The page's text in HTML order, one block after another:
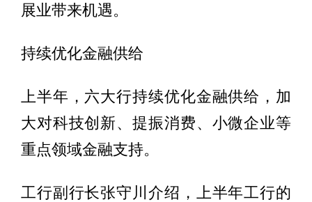
展业带来机遇。
持续优化金融供给
上半年，六大行持续优化金融供给，加
大对科技创新、提振消费、小微企业等
重点领域金融支持。
工行副行长张守川介绍，上半年工行的